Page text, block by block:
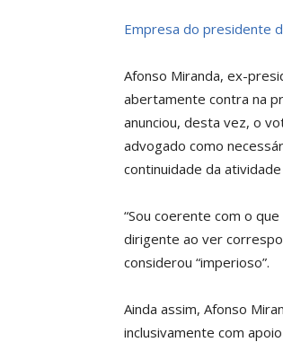
Empresa do presidente
Afonso Miranda, ex-
abertamente contra na
anunciou, desta vez, o
advogado como
continuidade da
“Sou coerente com o
dirigente ao ver
considerou “imperioso”.
Ainda assim, Afonso
inclusivamente com